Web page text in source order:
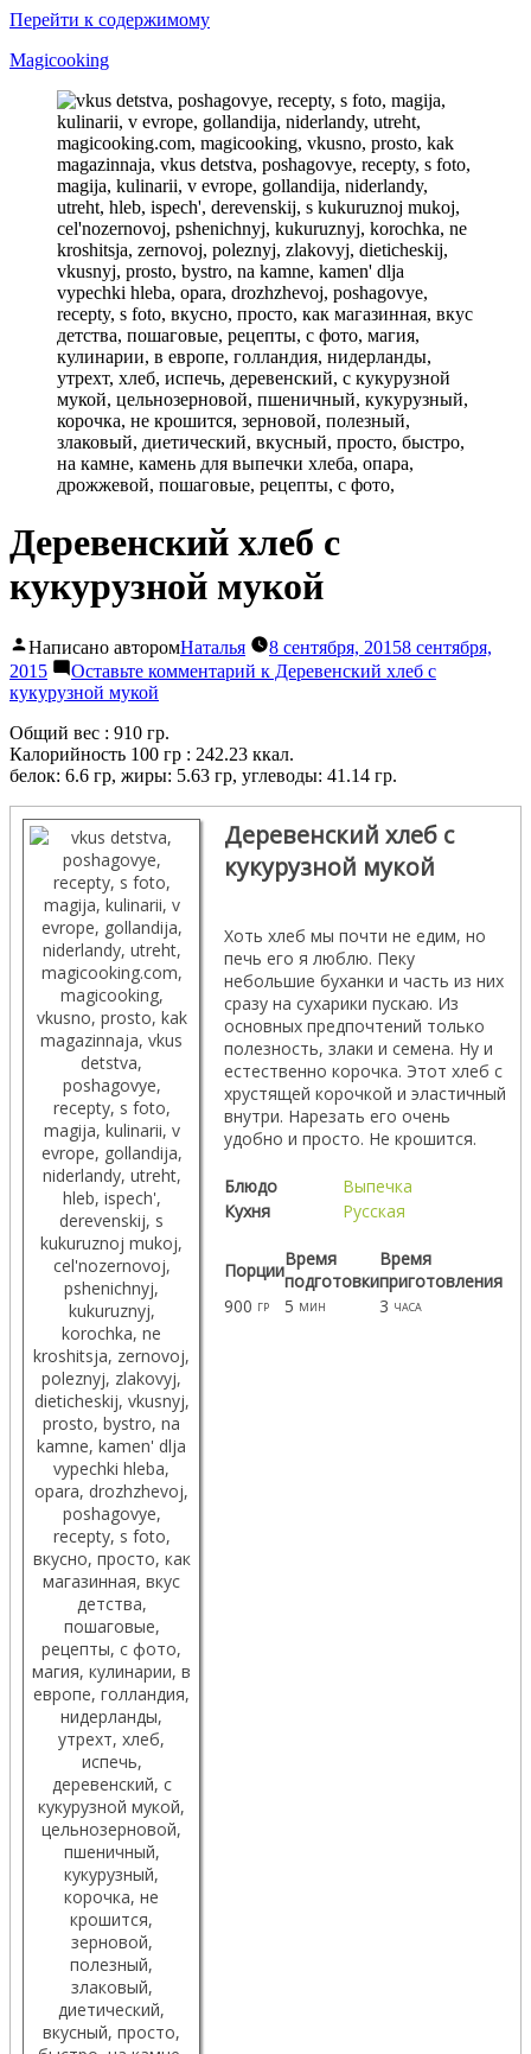
Перейти к содержимому
Magicooking
Деревенский хлеб с
кукурузной мукой
Написано авторомНаталья 8 сентября, 20158 сентября,
2015
Оставьте комментарий к Деревенский хлеб с
кукурузной мукой
Общий вес : 910 гр.
Калорийность 100 гр : 242.23 ккал.
белок: 6.6 гр, жиры: 5.63 гр, углеводы: 41.14 гр.
Деревенский хлеб с
кукурузной мукой
Хоть хлеб мы почти не едим, но
печь его я люблю. Пеку
небольшие буханки и часть из них
сразу на сухарики пускаю. Из
основных предпочтений только
полезность, злаки и семена. Ну и
естественно корочка. Этот хлеб с
хрустящей корочкой и эластичный
внутри. Нарезать его очень
удобно и просто. Не крошится.
Блюдо
Выпечка
Кухня
Русская
Порции
Время
подготовки
900 гр 5 мин
Время
приготовления
3 часа